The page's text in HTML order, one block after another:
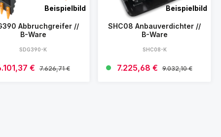
Beispielbild
Abbruchgreifer //
B-Ware
SDG390-K
€ Regulärer Preis:
7.626,71 €
Beispielbild
SHC08 Anbauverdichter //
B-Ware
SHC08-K
Verkaufspreis:
7.225,68 € Regulärer Preis:
9.032,10 €